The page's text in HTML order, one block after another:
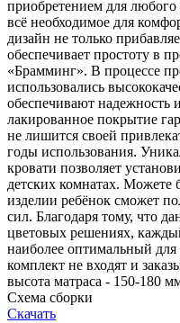
приобретением для
всё необходимое для
дизайн не только
обеспечивает простоту в
«Брамминг». В процессе
использовались
обеспечивают надежность
лакированное покрытие
не лишится своей
годы использования.
кровати позволяет
детских комнатах. Можете
изделии ребёнок сможет
сил. Благодаря тому, что
цветовых решениях,
наиболее оптимальный для
комплект не входят и
высота матраса - 150-180
Схема сборки
Скачать